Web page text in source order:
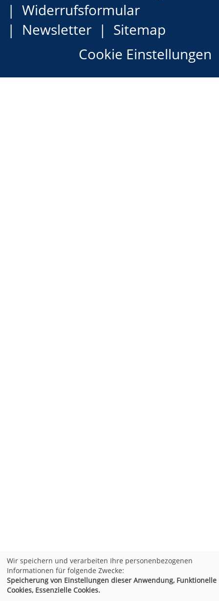
Widerrufsformular
Newsletter
Sitemap
Cookie Einstellungen
Wir speichern und verarbeiten Ihre personenbezogenen
Informationen für folgende Zwecke:
Speicherung von Einstellungen dieser Anwendung, Funktionelle
Cookies, Essenzielle Cookies.